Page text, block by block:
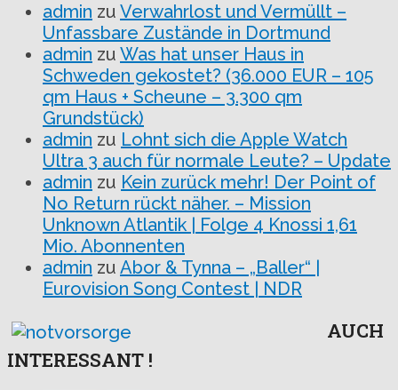
admin zu Verwahrlost und Vermüllt –
Unfassbare Zustände in Dortmund
admin zu Was hat unser Haus in
Schweden gekostet? (36.000 EUR – 105
qm Haus + Scheune – 3.300 qm
Grundstück)
admin zu Lohnt sich die Apple Watch
Ultra 3 auch für normale Leute? – Update
admin zu Kein zurück mehr! Der Point of
No Return rückt näher. – Mission
Unknown Atlantik | Folge 4 Knossi 1,61
Mio. Abonnenten
admin zu Abor & Tynna – „Baller“ |
Eurovision Song Contest | NDR
AUCH
INTERESSANT !